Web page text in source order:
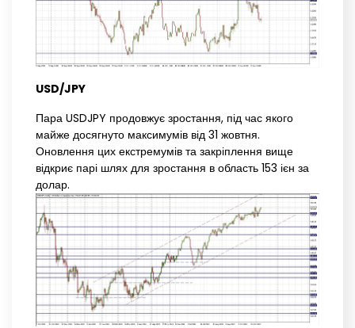
USD/JPY
Пара USDJPY продовжує зростання, під час якого
майже досягнуто максимумів від 31 жовтня.
Оновлення цих екстремумів та закріплення вище
відкриє парі шлях для зростання в область 153 ієн за
долар.